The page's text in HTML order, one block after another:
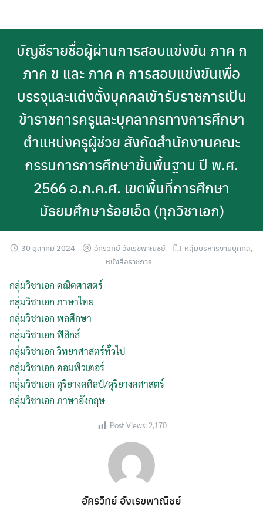
บัญชีรายชื่อผู้ผ่านการสอบแข่งขัน ภาค ก
ภาค ข และ ภาค ค การสอบแข่งขันเพื่อ
บรรจุและแต่งตั้งบุคคลเข้ารับราชการเป็น
ข้าราชการครูและบุคลากรทางการศึกษา
ตำแหน่งครูผู้ช่วย สังกัดสำนักงานคณะ
กรรมการการศึกษาขั้นพื้นฐาน ปี พ.ศ.
2566 อ.ก.ค.ศ. เขตพื้นที่การศึกษา
มัธยมศึกษาร้อยเอ็ด (ทุกวิชาเอก)
30 ตุลาคม 2024 อัครวิทย์ อังเรขพาณิชย์ กลุ่มบริหารงานบุคคล,
หนังสือราชการ
กลุ่มวิชาเอก คณิตศาสตร์
กลุ่มวิชาเอก ภาษาไทย
กลุ่มวิชาเอก พลศึกษา
กลุ่มวิชาเอก ฟิสิกส์
กลุ่มวิชาเอก วิทยาศาสตร์ทั่วไป
กลุ่มวิชาเอก คอมพิวเตอร์
กลุ่มวิชาเอก ดุริยางคศิลป์/ดุริยางคศาสตร์
กลุ่มวิชาเอก ภาษาอังกฤษ
Post Views: 2,170
อัครวิทย์ อังเรขพาณิชย์